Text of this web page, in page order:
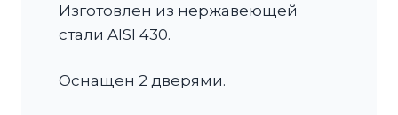
Изготовлен из нержавеющей
стали AISI 430.
Оснащен 2 дверями.